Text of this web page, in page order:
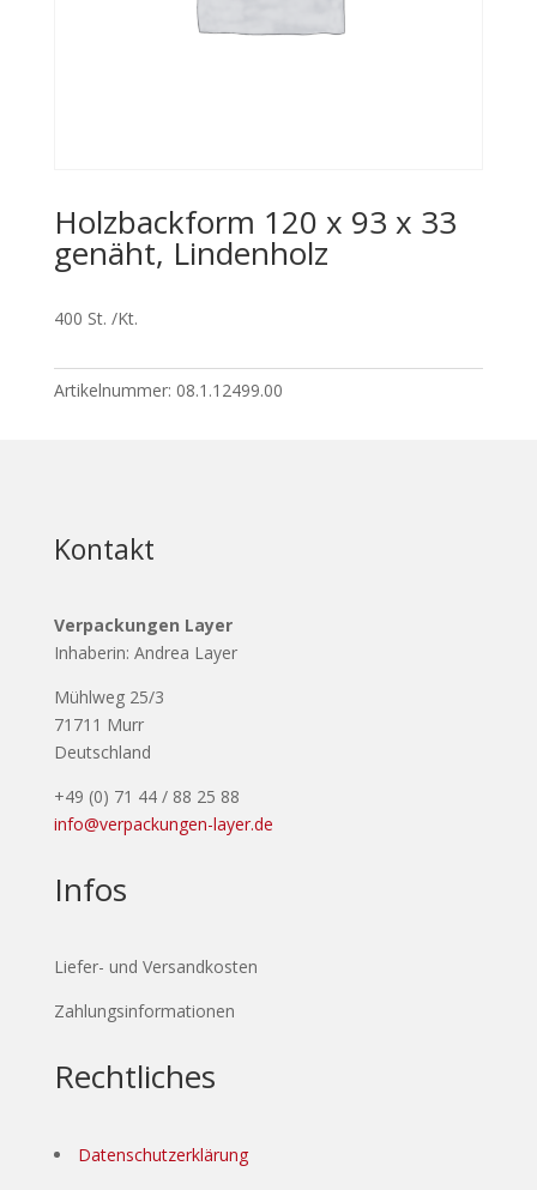
Holzbackform 120 x 93 x 33
genäht, Lindenholz
400 St. /Kt.
Artikelnummer: 08.1.12499.00
Kontakt
Verpackungen Layer
Inhaberin: Andrea Layer
Mühlweg 25/3
71711 Murr
Deutschland
+49 (0) 71 44 / 88 25 88
info@verpackungen-layer.de
Infos
Liefer- und Versandkosten
Zahlungsinformationen
Rechtliches
Datenschutzerklärung